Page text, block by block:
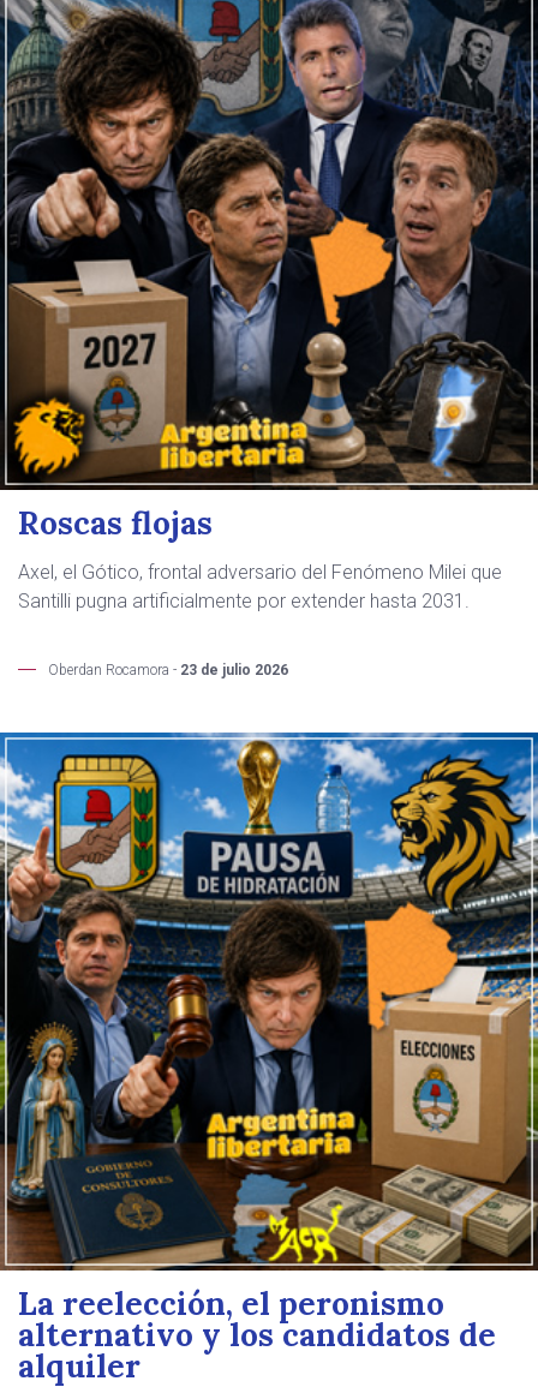
Roscas flojas
Axel, el Gótico, frontal adversario del Fenómeno Milei que
Santilli pugna artificialmente por extender hasta 2031.
Oberdan Rocamora - 23 de julio 2026
La reelección, el peronismo
alternativo y los candidatos de
alquiler